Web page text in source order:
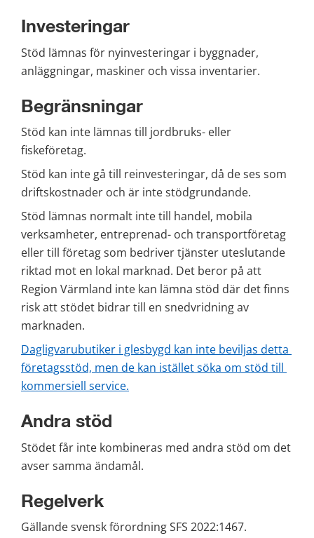
Investeringar
Stöd lämnas för nyinvesteringar i byggnader,
anläggningar, maskiner och vissa inventarier.
Begränsningar
Stöd kan inte lämnas till jordbruks- eller
fiskeföretag.
Stöd kan inte gå till reinvesteringar, då de ses som
driftskostnader och är inte stödgrundande.
Stöd lämnas normalt inte till handel, mobila
verksamheter, entreprenad- och transportföretag
eller till företag som bedriver tjänster uteslutande
riktad mot en lokal marknad. Det beror på att
Region Värmland inte kan lämna stöd där det finns
risk att stödet bidrar till en snedvridning av
marknaden.
Dagligvarubutiker i glesbygd kan inte beviljas detta
företagsstöd, men de kan istället söka om stöd till
kommersiell service.
Andra stöd
Stödet får inte kombineras med andra stöd om det
avser samma ändamål.
Regelverk
Gällande svensk förordning SFS 2022:1467.